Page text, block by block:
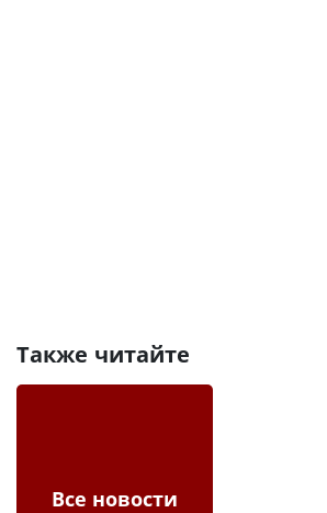
Также читайте
Все новости